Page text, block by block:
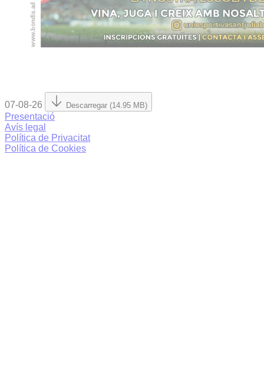
07-08-26 Descarregar (14.95 MB)
Presentació
Avís legal
Política de Privacitat
Política de Cookies